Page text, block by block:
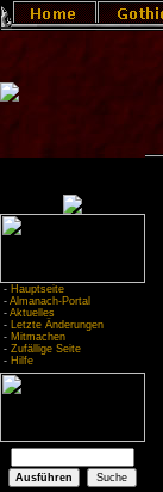
- Hauptseite
- Almanach-Portal
- Aktuelles
- Letzte Änderungen
- Mitmachen
- Zufällige Seite
- Hilfe